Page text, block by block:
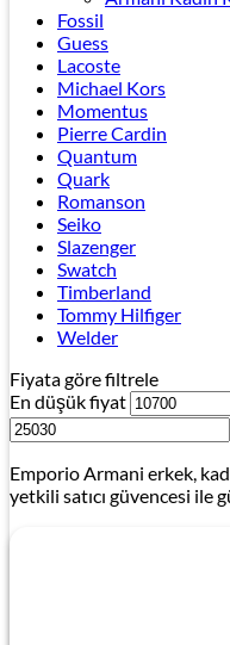
Fossil
Guess
Lacoste
Michael Kors
Momentus
Pierre Cardin
Quantum
Quark
Romanson
Seiko
Slazenger
Swatch
Timberland
Tommy Hilfiger
Welder
Fiyata göre filtrele
En düşük fiyat
Emporio Armani erkek,
yetkili satıcı güvencesi ile